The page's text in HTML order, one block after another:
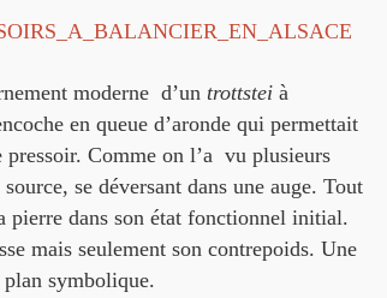
moderne d’un trottstei à
en queue d’aronde qui permettait
Comme on l’a vu plusieurs
se déversant dans une auge. Tout
pierre dans son état fonctionnel initial.
mais seulement son contrepoids. Une
plan symbolique.